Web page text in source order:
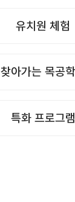
유치원 체험
찾아가는 목공
특화 프로그램